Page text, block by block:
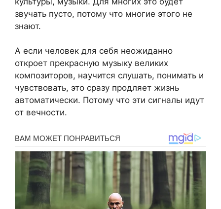
звучать пусто, потому что многие этого не
знают.
А если человек для себя неожиданно
откроет прекрасную музыку великих
композиторов, научится слушать, понимать и
чувствовать, это сразу продляет жизнь
автоматически. Потому что эти сигналы идут
от вечности.